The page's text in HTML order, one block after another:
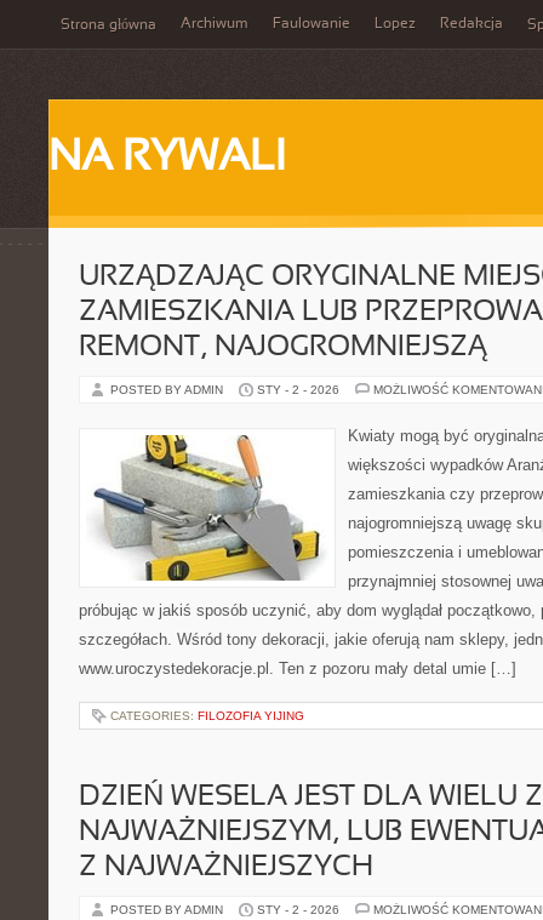
Strona główna Archiwum Faulowanie Lopez Redakcja
NA RYWALI
URZĄDZAJĄC ORYGINALNE
ZAMIESZKANIA LUB
REMONT, NAJOGROMNIEJSZĄ
POSTED BY ADMIN STY - 2 - 2026 MOŻLIWOŚĆ
Kwiaty mogą być
większości wypadków
zamieszkania czy
najogromniejszą uwagę
pomieszczenia i
przynajmniej stosownej
próbując w jakiś sposób uczynić, aby dom wyglądał
szczegółach. Wśród tony dekoracji, jakie oferują nam sklepy,
www.uroczystedekoracje.pl. Ten z pozoru mały detal umie […]
CATEGORIES: FILOZOFIA YIJING
DZIEŃ WESELA JEST DLA WIELU
NAJWAŻNIEJSZYM, LUB
Z NAJWAŻNIEJSZYCH
POSTED BY ADMIN STY - 2 - 2026 MOŻLIWOŚĆ